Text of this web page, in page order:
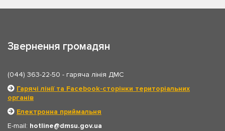
Звернення громадян
(044) 363-22-50 - гаряча лінія ДМС
Гарячі лінії та Facebook-сторінки територіальних
органів
Електронна приймальня
E-mail: hotline
dmsu.gov.ua